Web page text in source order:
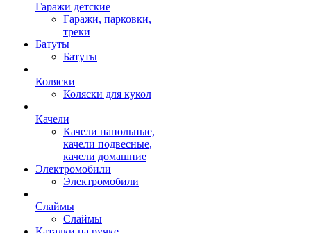
Гаражи детские
Гаражи, парковки,
треки
Батуты
Батуты
Коляски
Коляски для кукол
Качели
Качели напольные,
качели подвесные,
качели домашние
Электромобили
Электромобили
Слаймы
Слаймы